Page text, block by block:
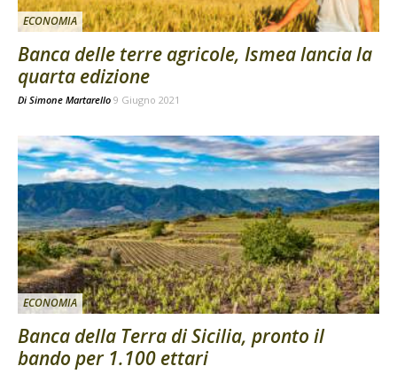
ECONOMIA
Banca delle terre agricole, Ismea lancia la
quarta edizione
Di Simone Martarello 9 Giugno 2021
ECONOMIA
Banca della Terra di Sicilia, pronto il
bando per 1.100 ettari